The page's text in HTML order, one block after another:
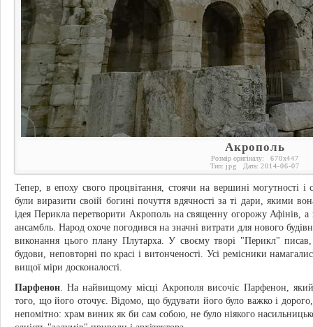
Акрополь
Розмір оригіналу: 670x447
Тип: jpg Дата: 2014-06-07
Тепер, в епоху свого процвітання, стоячи на вершині могутності
були виразити своїй богині почуття вдячності за ті дари, якими
ідея Перикла перетворити Акрополь на священну огорожу Афінів,
ансамбль. Народ охоче погодився на значні витрати для нового
виконання цього плану Плутарха. У своєму творі "Перикл"
будови, неповторні по красі і витонченості. Усі ремісники
вищої міри досконалості.
Парфенон. На найвищому місці Акрополя височіє Парфенон,
того, що його оточує. Відомо, що будувати його було важко і
непомітно: храм виник як би сам собою, не було ніякого